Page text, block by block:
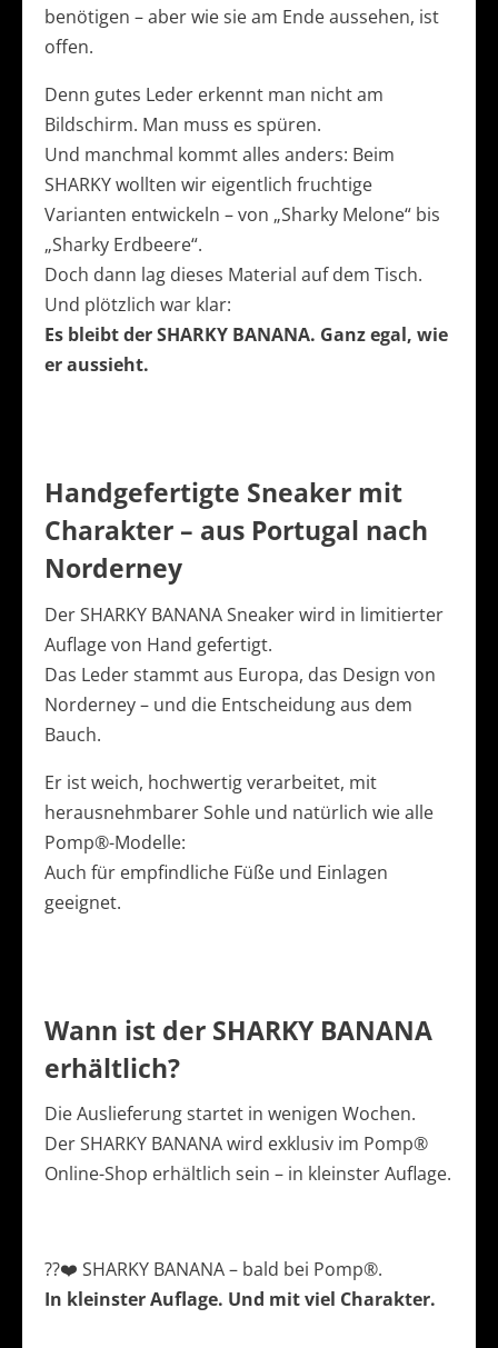
benötigen – aber wie sie am Ende aussehen, ist
offen.
Denn gutes Leder erkennt man nicht am
Bildschirm. Man muss es spüren.
Und manchmal kommt alles anders: Beim
SHARKY wollten wir eigentlich fruchtige
Varianten entwickeln – von „Sharky Melone“ bis
„Sharky Erdbeere“.
Doch dann lag dieses Material auf dem Tisch.
Und plötzlich war klar:
Es bleibt der SHARKY BANANA. Ganz egal, wie
er aussieht.
Handgefertigte Sneaker mit
Charakter – aus Portugal nach
Norderney
Der SHARKY BANANA Sneaker wird in limitierter
Auflage von Hand gefertigt.
Das Leder stammt aus Europa, das Design von
Norderney – und die Entscheidung aus dem
Bauch.
Er ist weich, hochwertig verarbeitet, mit
herausnehmbarer Sohle und natürlich wie alle
Pomp®-Modelle:
Auch für empfindliche Füße und Einlagen
geeignet.
Wann ist der SHARKY BANANA
erhältlich?
Die Auslieferung startet in wenigen Wochen.
Der SHARKY BANANA wird exklusiv im Pomp®
Online-Shop erhältlich sein – in kleinster Auflage.
??❤️ SHARKY BANANA – bald bei Pomp®.
In kleinster Auflage. Und mit viel Charakter.